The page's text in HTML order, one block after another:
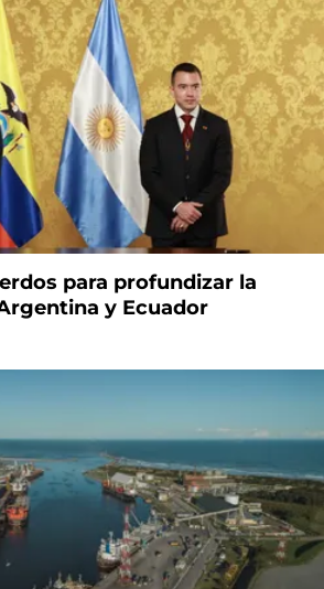
para profundizar la
y Ecuador